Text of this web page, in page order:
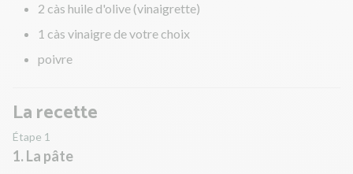
2 càs huile d'olive (vinaigrette)
1 càs vinaigre de votre choix
poivre
La recette
Étape 1
1. La pâte